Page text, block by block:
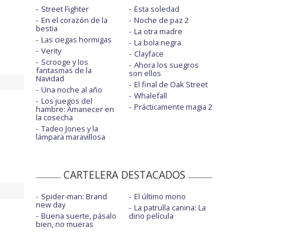
Street Fighter
En el corazón de la
bestia
Las ciegas hormigas
Verity
Scrooge y los
fantasmas de la
Navidad
Una noche al año
Los juegos del
hambre: Amanecer en
la cosecha
Tadeo Jones y la
lámpara maravillosa
Esta soledad
Noche de paz 2
La otra madre
La bola negra
Clayface
Ahora los suegros
son ellos
El final de Oak Street
Whalefall
Prácticamente magia 2
CARTELERA DESTACADOS
Spider-man: Brand
new day
Buena suerte, pásalo
bien, no mueras
El último mono
La patrulla canina: La
dino película